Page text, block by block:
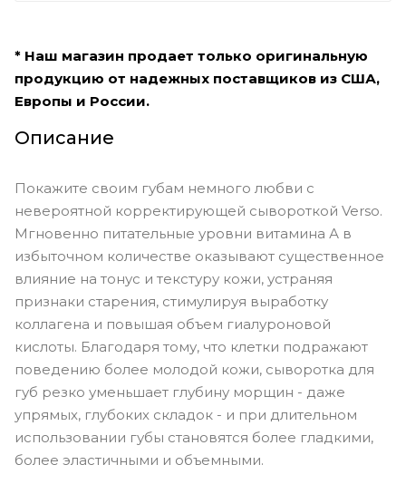
* Наш магазин продает только оригинальную
продукцию от надежных поставщиков из США,
Европы и России.
Описание
Покажите своим губам немного любви с
невероятной корректирующей сывороткой Verso.
Мгновенно питательные уровни витамина А в
избыточном количестве оказывают существенное
влияние на тонус и текстуру кожи, устраняя
признаки старения, стимулируя выработку
коллагена и повышая объем гиалуроновой
кислоты. Благодаря тому, что клетки подражают
поведению более молодой кожи, сыворотка для
губ резко уменьшает глубину морщин - даже
упрямых, глубоких складок - и при длительном
использовании губы становятся более гладкими,
более эластичными и объемными.